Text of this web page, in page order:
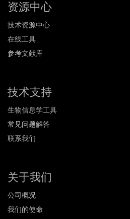
资源中心
技术资源中心
在线工具
参考文献库
技术支持
生物信息学工具
常见问题解答
联系我们
关于我们
公司概况
我们的使命